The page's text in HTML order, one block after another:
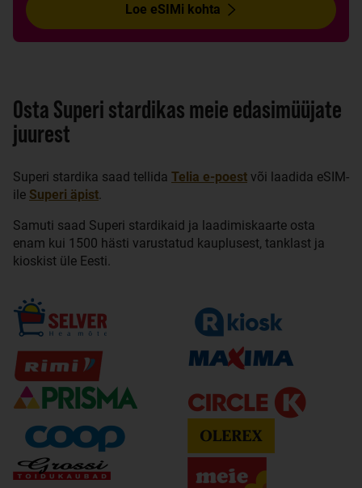
Loe eSIMi kohta
Osta Superi stardikas meie edasimüüjate
juurest
Superi stardika saad tellida Telia e-poest või laadida eSIM-
ile Superi äpist.
Samuti saad Superi stardikaid ja laadimiskaarte osta
enam kui 1500 hästi varustatud kauplusest, tanklast ja
kioskist üle Eesti.